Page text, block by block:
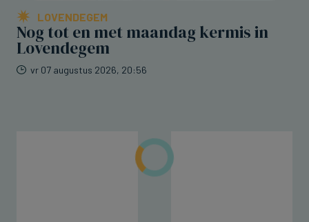
LOVENDEGEM
Nog tot en met maandag kermis in
Lovendegem
vr 07 augustus 2026, 20:56